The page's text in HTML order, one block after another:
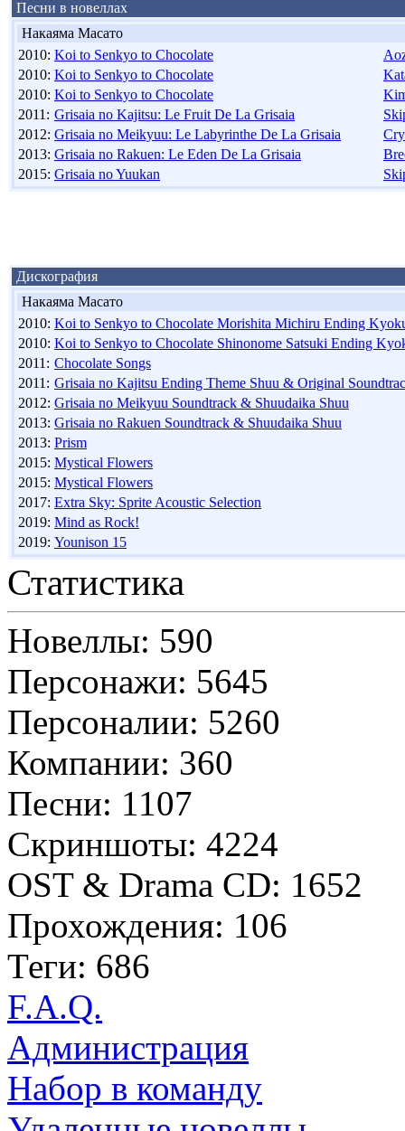
Песни в новеллах
Накаяма Масато
2010: Koi to Senkyo to Chocolate
2010: Koi to Senkyo to Chocolate
2010: Koi to Senkyo to Chocolate
2011: Grisaia no Kajitsu: Le Fruit De La Grisaia
2012: Grisaia no Meikyuu: Le Labyrinthe De La Grisaia
2013: Grisaia no Rakuen: Le Eden De La Grisaia
2015: Grisaia no Yuukan
Дискография
Накаяма Масато
2010: Koi to Senkyo to Chocolate Morishita Michiru Ending
2010: Koi to Senkyo to Chocolate Shinonome Satsuki Ending
2011: Chocolate Songs
2011: Grisaia no Kajitsu Ending Theme Shuu & Original
2012: Grisaia no Meikyuu Soundtrack & Shuudaika Shuu
2013: Grisaia no Rakuen Soundtrack & Shuudaika Shuu
2013: Prism
2015: Mystical Flowers
2015: Mystical Flowers
2017: Extra Sky: Sprite Acoustic Selection
2019: Mind as Rock!
2019: Younison 15
Статистика
Новеллы: 590
Персонажи: 5645
Персоналии: 5260
Компании: 360
Песни: 1107
Скриншоты: 4224
OST & Drama CD: 1652
Прохождения: 106
Теги: 686
F.A.Q.
Администрация
Набор в команду